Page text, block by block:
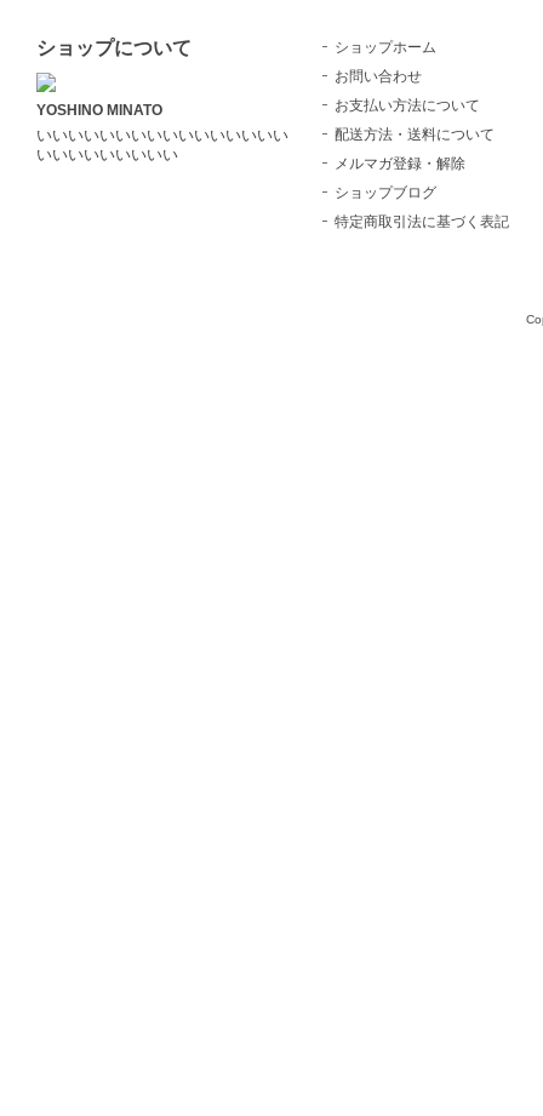
ショップについて
YOSHINO MINATO
いいいいいいいいいいいいいいいい
いいいいいいいいい
ショップホーム
お問い合わせ
お支払い方法について
配送方法・送料について
メルマガ登録・解除
ショップブログ
特定商取引法に基づく表記